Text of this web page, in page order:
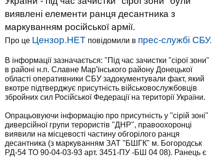
виявлені елементи ранця десантника з
маркуванням російської армії.
Про це Цензор.НЕТ повідомили в прес-службі СБУ.
В інформації зазначається: "Під час зачистки "сірої зони"
в районі н.п. Славне Мар'їнського району Донецької
області оперативники СБУ задокументували факт, який
вкотре підтверджує присутність військовослужбовців
збройних сил Російської Федерації на території України.
Опрацьовуючи інформацію про присутність у "сірій зоні"
диверсійної групи терористів "ДНР", правоохоронці
виявили на місцевості частину обгорілого ранця
десантника (з маркуванням ЗАТ "БШГК" м. Богородськ
РД-54 ТО 90-04-03-93 арт. 3451-ПУ -БШ 04 08). Ранець є